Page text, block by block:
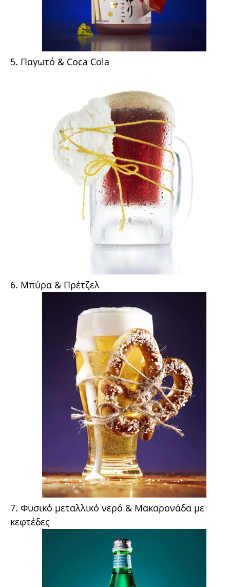
5. Παγωτό & Coca Cola
6. Μπύρα & Πρέτζελ
7. Φυσικό μεταλλικό νερό & Μακαρονάδα με
κεφτέδες